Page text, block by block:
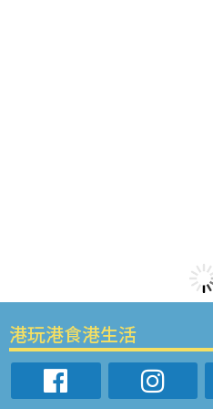
港玩港食港生活